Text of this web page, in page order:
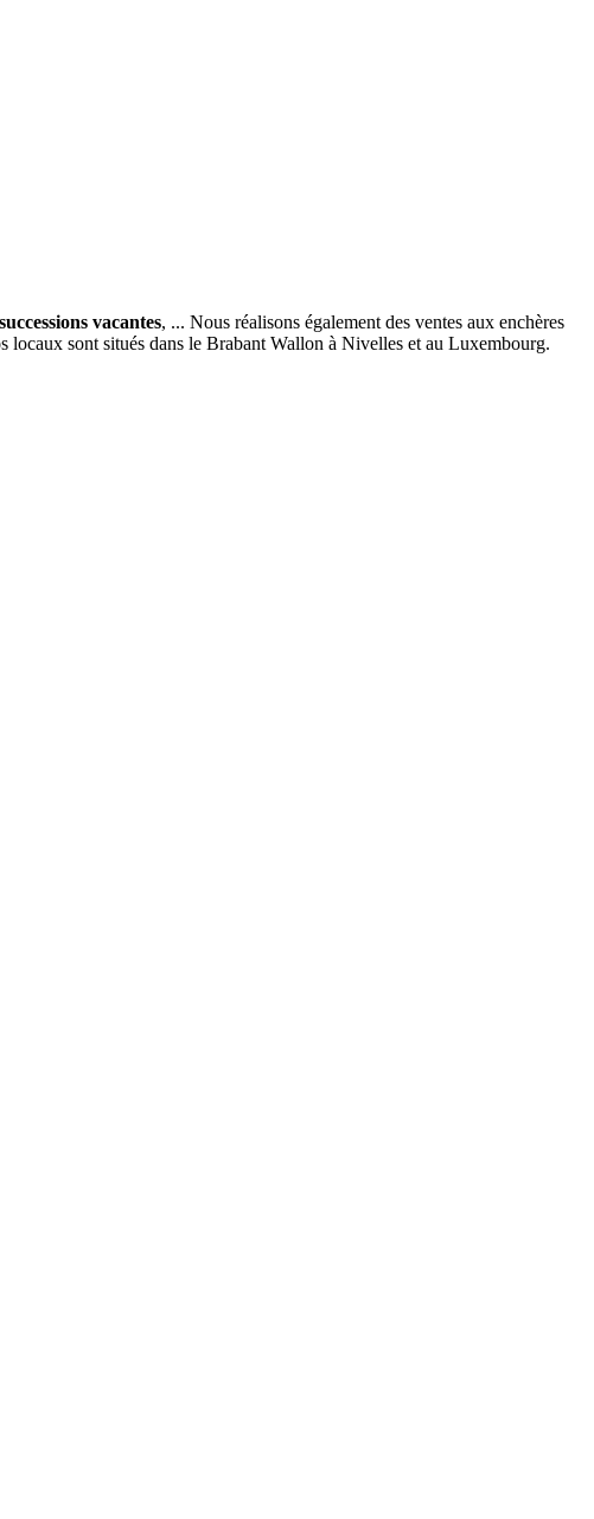
successions vacantes, ... Nous réalisons également des ventes aux enchères
locaux sont situés dans le Brabant Wallon à Nivelles et au Luxembourg.